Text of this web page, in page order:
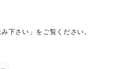
下さい」をご覧ください。